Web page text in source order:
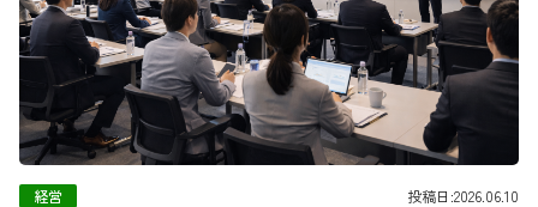
経営 投稿日:2026.06.10